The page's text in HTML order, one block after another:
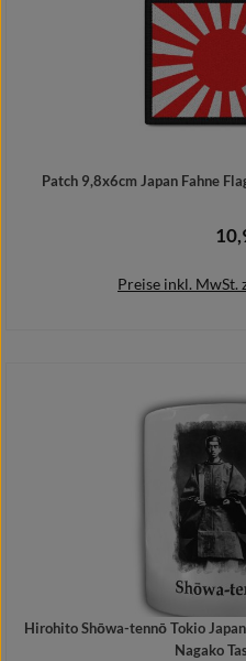
Preise inkl. MwSt.
In den
Hirohito Shōwa-tennō Tokio
Nagako